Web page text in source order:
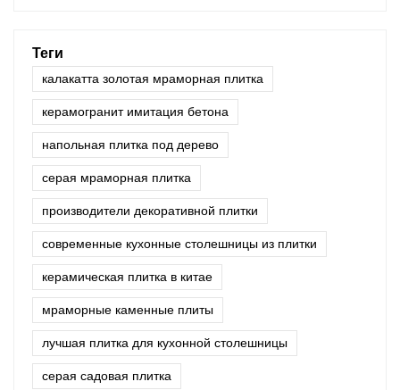
Теги
калакатта золотая мраморная плитка
керамогранит имитация бетона
напольная плитка под дерево
серая мраморная плитка
производители декоративной плитки
современные кухонные столешницы из плитки
керамическая плитка в китае
мраморные каменные плиты
лучшая плитка для кухонной столешницы
серая садовая плитка